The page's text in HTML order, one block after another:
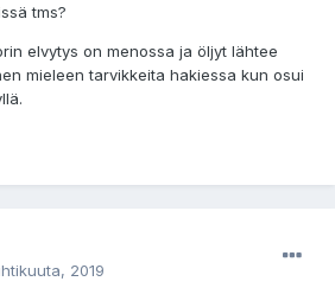
tms?
elvytys on menossa ja öljyt lähtee
mieleen tarvikkeita hakiessa kun osui
2019